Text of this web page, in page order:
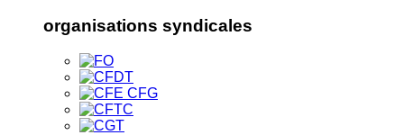
organisations syndicales